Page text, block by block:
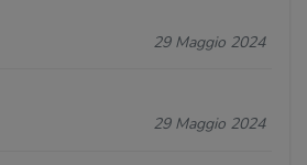
29 Maggio 2024
29 Maggio 2024